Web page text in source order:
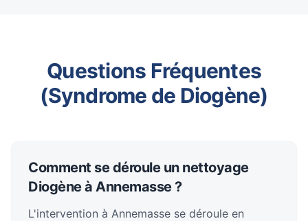
Questions Fréquentes
(Syndrome de Diogène)
Comment se déroule un nettoyage
Diogène à Annemasse ?
L'intervention à Annemasse se déroule en